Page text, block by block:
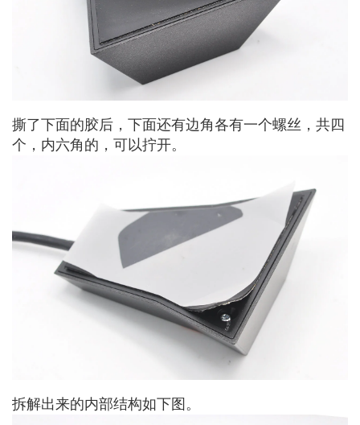
撕了下面的胶后，下面还有边角各有一个螺丝，共四
个，内六角的，可以拧开。
拆解出来的内部结构如下图。